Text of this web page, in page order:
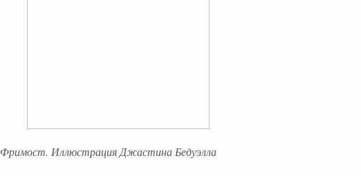
Фримост. Иллюстрация Джастина Бедуэлла